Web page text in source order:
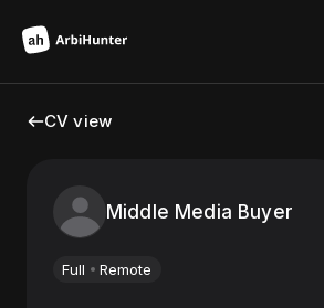
CV view
Middle Media Buyer
Full Remote